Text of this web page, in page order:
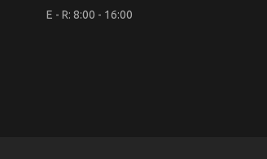
E - R: 8:00 - 16:00